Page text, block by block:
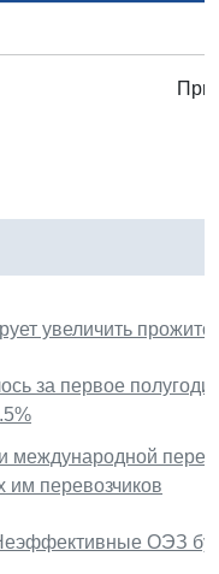
увеличить
за первое
международной
им перевозчиков
ОЭЗ